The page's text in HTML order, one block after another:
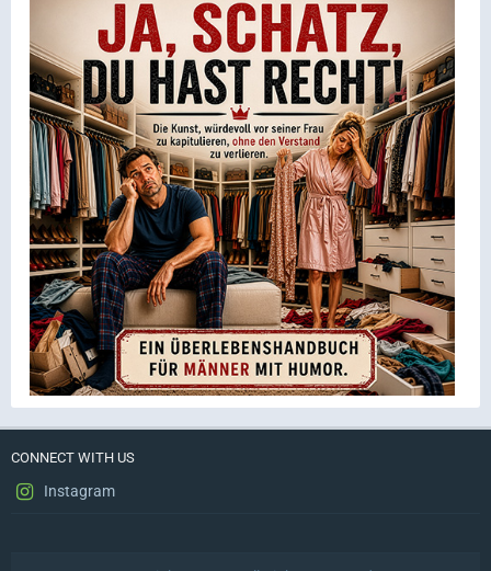
CONNECT WITH US
Instagram